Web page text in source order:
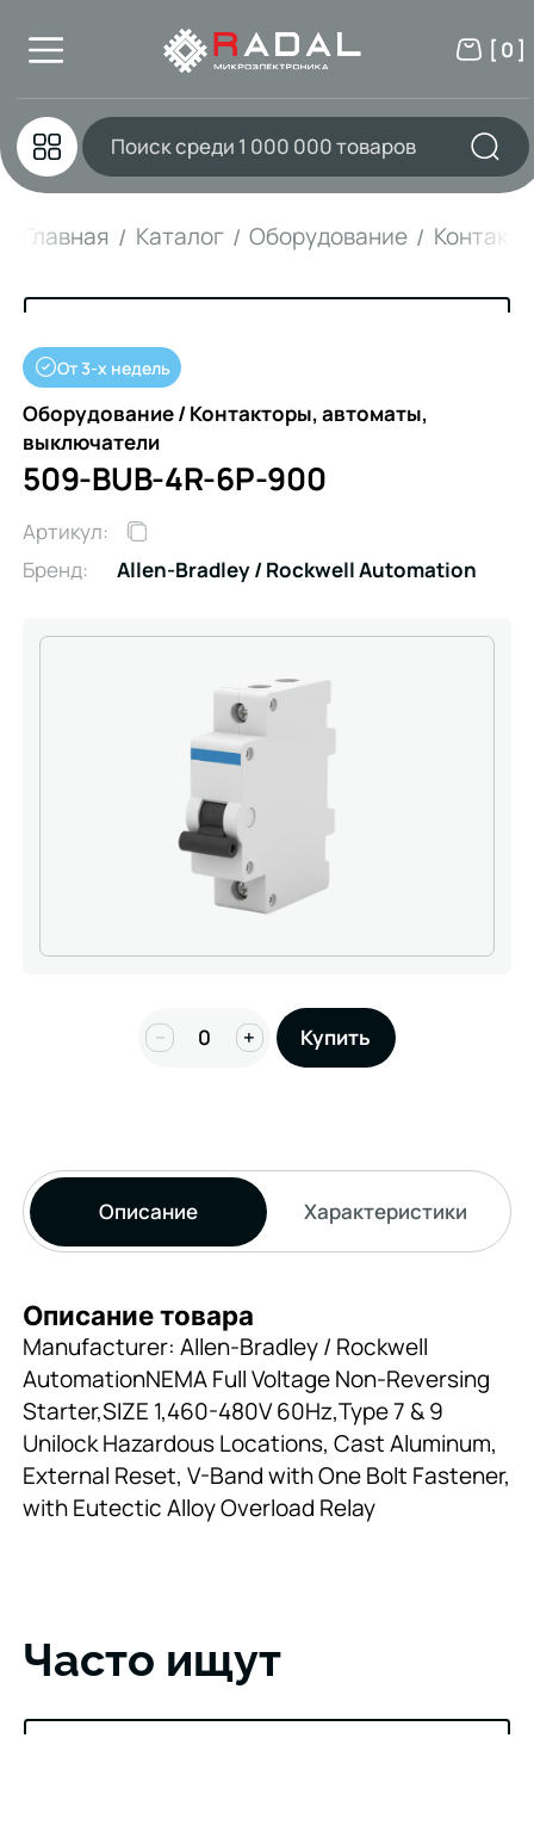
[ 0 ]
Главная Каталог Оборудование
От 3-х недель
Оборудование / Контакторы, автоматы,
выключатели
509-BUB-4R-6P-900
Артикул:
Бренд:
Allen-Bradley / Rockwell Automation
− + Купить
Описание Характеристики
Описание товара
Manufacturer: Allen-Bradley / Rockwell
AutomationNEMA Full Voltage Non-Reversing
Starter,SIZE 1,460-480V 60Hz,Type 7 & 9
Unilock Hazardous Locations, Cast Aluminum,
External Reset, V-Band with One Bolt Fastener,
with Eutectic Alloy Overload Relay
Часто ищут